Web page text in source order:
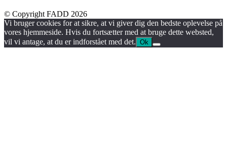
© Copyright FADD 2026
Vi bruger cookies for at sikre, at vi giver dig den bedste oplevelse på
vores hjemmeside. Hvis du fortsætter med at bruge dette websted,
vil vi antage, at du er indforstået med det. Ok